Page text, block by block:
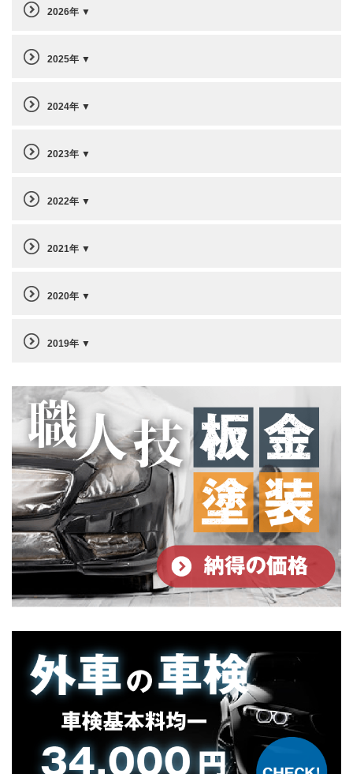
2026年
2025年
2024年
2023年
2022年
2021年
2020年
2019年